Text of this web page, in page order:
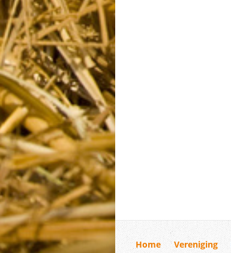
Home Vereniging